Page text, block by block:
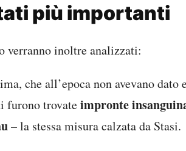
più importanti
verranno inoltre analizzati:
che all’epoca non avevano dato
furono trovateimpronte
– la stessa misura calzata da Stasi.